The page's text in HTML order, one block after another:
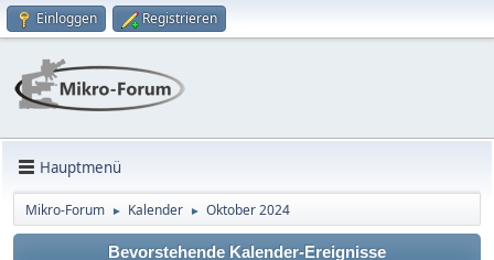
Einloggen Registrieren
Hauptmenü
Mikro-Forum ► Kalender ► Oktober 2024
Bevorstehende Kalender-Ereignisse